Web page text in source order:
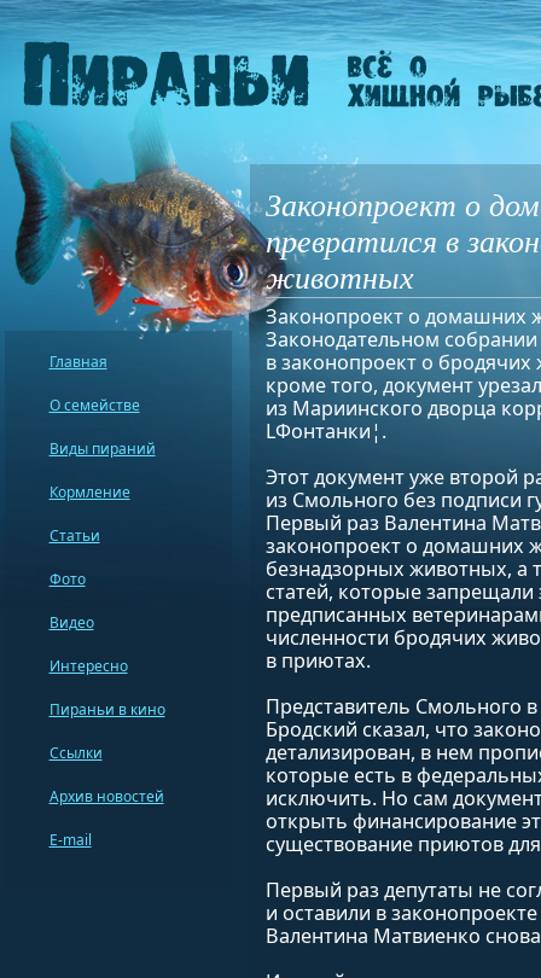
Законопроект о
превратился в
животных
Законопроект о домашних
Законодательном собрании
в законопроект о
кроме того, документ
из Мариинского дворца
LФонтанки¦.
Этот документ уже второй
из Смольного без подписи
Первый раз Валентина
законопроект о домашних
безнадзорных животных, а
статей, которые
предписанных
численности бродячих
в приютах.
Представитель Смольного
Бродский сказал, что
детализирован, в нем
которые есть в
исключить. Но сам
открыть финансирование
существование приютов
Первый раз депутаты не
и оставили в
Валентина Матвиенко
Главная
О семействе
Виды пираний
Кормление
Статьи
Фото
Видео
Интересно
Пираньи в кино
Ссылки
Архив новостей
E-mail